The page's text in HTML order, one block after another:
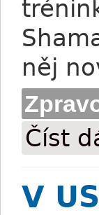
něj
Číst
V